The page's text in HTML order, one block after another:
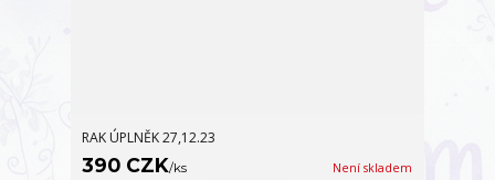
RAK ÚPLNĚK 27,12.23
390 CZK/ks Není skladem